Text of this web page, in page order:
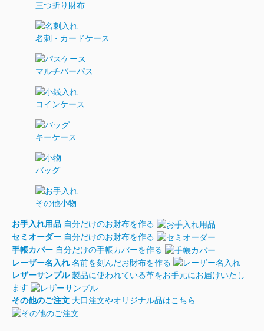
三つ折り財布
名刺・カードケース
マルチパーパス
コインケース
キーケース
バッグ
その他小物
お手入れ用品 自分だけのお財布を作る
セミオーダー 自分だけのお財布を作る
手帳カバー 自分だけの手帳カバーを作る
レーザー名入れ 名前を刻んだお財布を作る
レザーサンプル製品に使われている革をお手元にお届けいたし
ます
その他のご注文 大口注文やオリジナル品はこちら